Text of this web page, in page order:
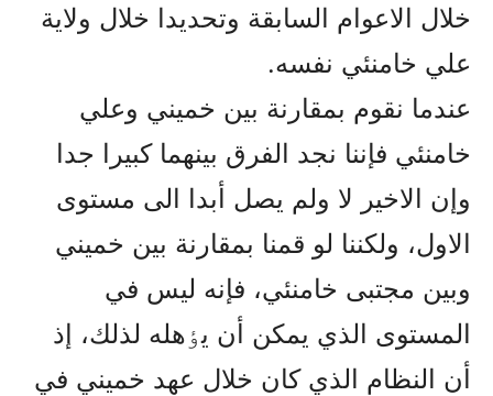
خلال الاعوام السابقة وتحديدا خلال ولاية
علي خامنئي نفسه.
عندما نقوم بمقارنة بين خميني وعلي
خامنئي فإننا نجد الفرق بينهما کبيرا جدا
وإن الاخير لا ولم يصل أبدا الى مستوى
الاول، ولکننا لو قمنا بمقارنة بين خميني
وبين مجتبى خامنئي، فإنه ليس في
المستوى الذي يمکن أن يٶهله لذلك، إذ
أن النظام الذي کان خلال عهد خميني في